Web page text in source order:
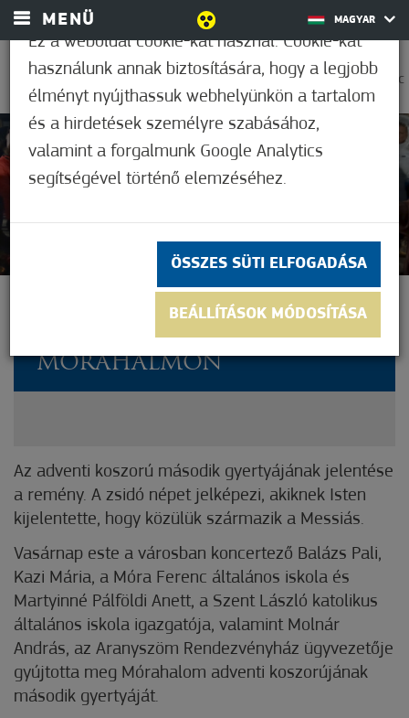
MENÜ MAGYAR
0
31,7°C
Nem értékelt
A REMÉNY LÁNGJA IS
FELLOBBANT
MÓRAHALMON
Az adventi koszorú második gyertyájának jelentése
a remény. A zsidó népet jelképezi, akiknek Isten
kijelentette, hogy közülük származik a Messiás.
Vasárnap este a városban koncertező Balázs Pali,
Kazi Mária, a Móra Ferenc általános iskola és
Martyinné Pálföldi Anett, a Szent László katolikus
általános iskola igazgatója, valamint Molnár
András, az Aranyszöm Rendezvényház ügyvezetője
gyújtotta meg Mórahalom adventi koszorújának
második gyertyáját.
Ez a weboldal cookie-kat használ. Cookie-kat
használunk annak biztosítására, hogy a legjobb
élményt nyújthassuk webhelyünkön a tartalom
és a hirdetések személyre szabásához,
valamint a forgalmunk Google Analytics
segítségével történő elemzéséhez.
ÖSSZES SÜTI ELFOGADÁSA
BEÁLLÍTÁSOK MÓDOSÍTÁSA